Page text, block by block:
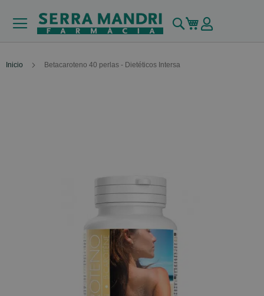
Buscar
Mi carrito
Inicio Betacaroteno 40 perlas - Dietéticos Intersa